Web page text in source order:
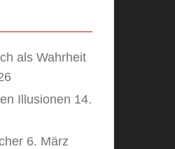
als Wahrheit
Illusionen 14.
6. März